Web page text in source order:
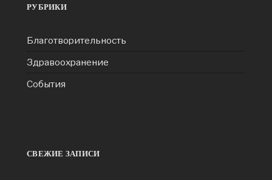
РУБРИКИ
Благотворительность
Здравоохранение
События
СВЕЖИЕ ЗАПИСИ